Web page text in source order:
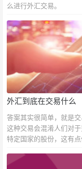
么进行外汇交易。
外汇到底在交易什么
答案其实很简单，就是
这种交易会混淆人们对
特定国家的股份，这有